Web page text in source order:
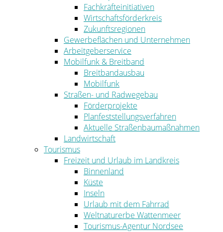
Fachkräfteinitiativen
Wirtschaftsförderkreis
Zukunftsregionen
Gewerbeflächen und Unternehmen
Arbeitgeberservice
Mobilfunk & Breitband
Breitbandausbau
Mobilfunk
Straßen- und Radwegebau
Förderprojekte
Planfeststellungsverfahren
Aktuelle Straßenbaumaßnahmen
Landwirtschaft
Tourismus
Freizeit und Urlaub im Landkreis
Binnenland
Küste
Inseln
Urlaub mit dem Fahrrad
Weltnaturerbe Wattenmeer
Tourismus-Agentur Nordsee